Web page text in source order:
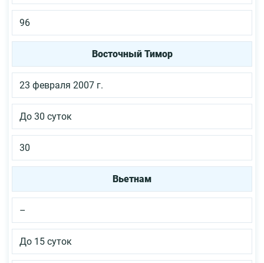
96
Восточный Тимор
23 февраля 2007 г.
До 30 суток
30
Вьетнам
–
До 15 суток